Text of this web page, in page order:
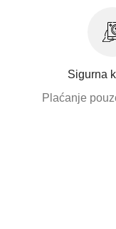
Sigurna
Plaćanje